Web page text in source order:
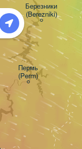
Пермь
(Perm)
Березники
(Berezniki)